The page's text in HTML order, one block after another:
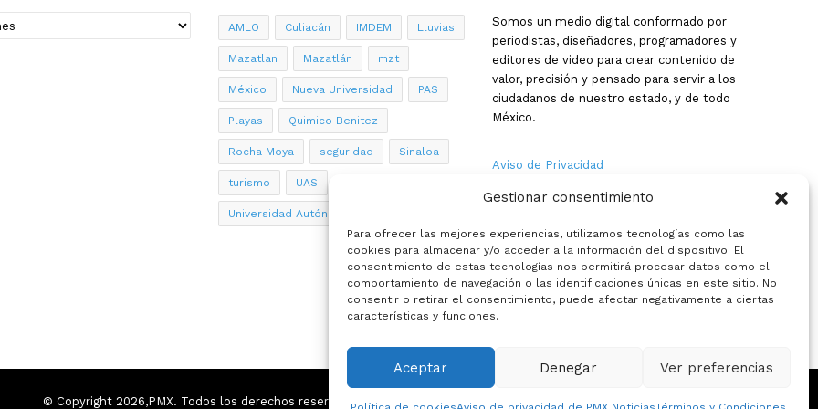
Gestionar consentimiento
Para ofrecer las mejores experiencias, utilizamos tecnologías como las
cookies para almacenar y/o acceder a la información del dispositivo. El
consentimiento de estas tecnologías nos permitirá procesar datos como el
comportamiento de navegación o las identificaciones únicas en este sitio. No
consentir o retirar el consentimiento, puede afectar negativamente a ciertas
características y funciones.
Aceptar Denegar Ver preferencias
AMLO Culiacán IMDEM Lluvias
Mazatlan Mazatlán mzt
México Nueva Universidad PAS
Playas Quimico Benitez
Rocha Moya seguridad Sinaloa
turismo UAS
Universidad Autónoma de Sinaloa
Somos un medio digital conformado por
periodistas, diseñadores, programadores y
editores de video para crear contenido de
valor, precisión y pensado para servir a los
ciudadanos de nuestro estado, y de todo
México.
Aviso de Privacidad
Nosotros
Términos y Condiciones
Política de Cookies
© Copyright 2026,PMX. Todos los derechos reservados.